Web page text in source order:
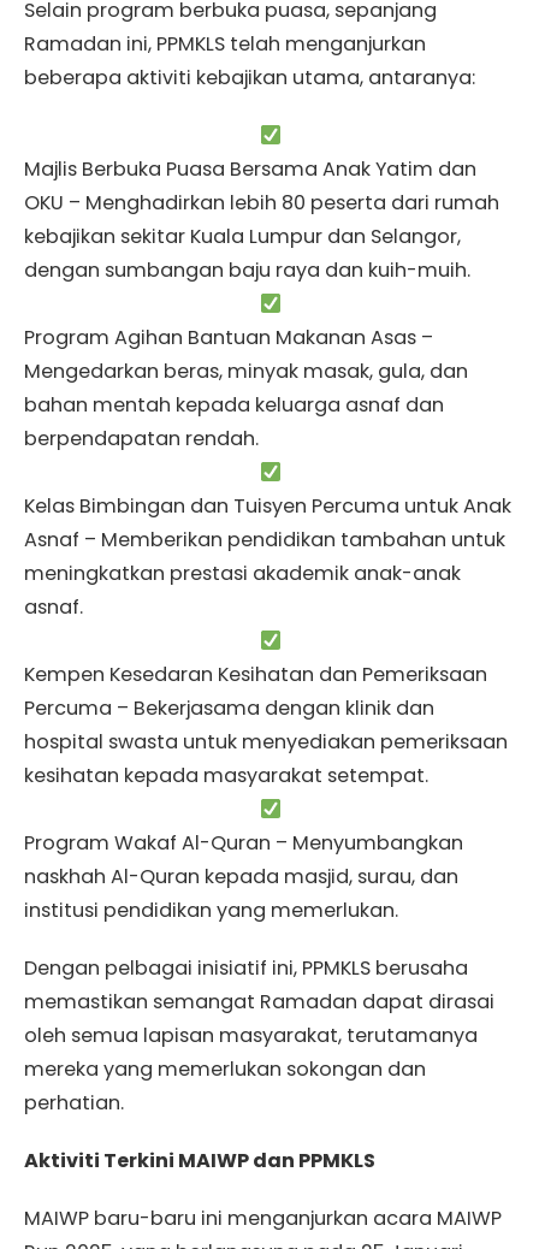
Selain program berbuka puasa, sepanjang
Ramadan ini, PPMKLS telah menganjurkan
beberapa aktiviti kebajikan utama, antaranya:
Majlis Berbuka Puasa Bersama Anak Yatim dan
OKU – Menghadirkan lebih 80 peserta dari rumah
kebajikan sekitar Kuala Lumpur dan Selangor,
dengan sumbangan baju raya dan kuih-muih.
Program Agihan Bantuan Makanan Asas –
Mengedarkan beras, minyak masak, gula, dan
bahan mentah kepada keluarga asnaf dan
berpendapatan rendah.
Kelas Bimbingan dan Tuisyen Percuma untuk Anak
Asnaf – Memberikan pendidikan tambahan untuk
meningkatkan prestasi akademik anak-anak
asnaf.
Kempen Kesedaran Kesihatan dan Pemeriksaan
Percuma – Bekerjasama dengan klinik dan
hospital swasta untuk menyediakan pemeriksaan
kesihatan kepada masyarakat setempat.
Program Wakaf Al-Quran – Menyumbangkan
naskhah Al-Quran kepada masjid, surau, dan
institusi pendidikan yang memerlukan.
Dengan pelbagai inisiatif ini, PPMKLS berusaha
memastikan semangat Ramadan dapat dirasai
oleh semua lapisan masyarakat, terutamanya
mereka yang memerlukan sokongan dan
perhatian.
Aktiviti Terkini MAIWP dan PPMKLS
MAIWP baru-baru ini menganjurkan acara MAIWP